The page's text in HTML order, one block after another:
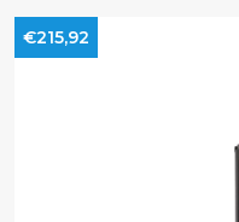
€215,92